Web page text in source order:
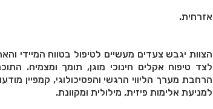
אזרחית.
הצוות יגבש צעדים מעשיים לטיפול בטווח המיידי
לצד טיפוח אקלים חינוכי מוגן, תומך ומצמיח.
הרחבת מערך הליווי הרגשי והפסיכולוגי, קמפיין
למניעת אלימות פיזית, מילולית ומקוונת.